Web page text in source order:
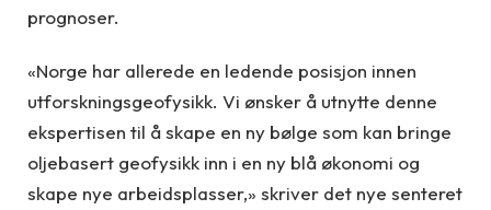
prognoser.
«Norge har allerede en ledende posisjon innen
utforskningsgeofysikk. Vi ønsker å utnytte denne
ekspertisen til å skape en ny bølge som kan bringe
oljebasert geofysikk inn i en ny blå økonomi og
skape nye arbeidsplasser,» skriver det nye senteret